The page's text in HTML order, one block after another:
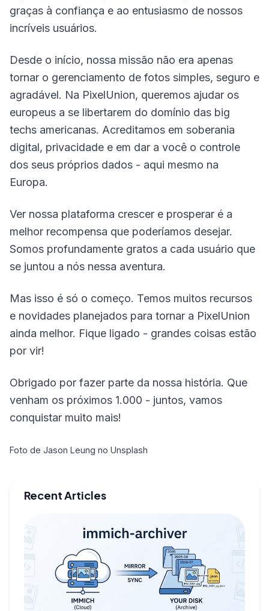
graças à confiança e ao entusiasmo de nossos
incríveis usuários.
Desde o início, nossa missão não era apenas
tornar o gerenciamento de fotos simples, seguro e
agradável. Na PixelUnion, queremos ajudar os
europeus a se libertarem do domínio das big
techs americanas. Acreditamos em soberania
digital, privacidade e em dar a você o controle
dos seus próprios dados - aqui mesmo na
Europa.
Ver nossa plataforma crescer e prosperar é a
melhor recompensa que poderíamos desejar.
Somos profundamente gratos a cada usuário que
se juntou a nós nessa aventura.
Mas isso é só o começo. Temos muitos recursos
e novidades planejados para tornar a PixelUnion
ainda melhor. Fique ligado - grandes coisas estão
por vir!
Obrigado por fazer parte da nossa história. Que
venham os próximos 1.000 - juntos, vamos
conquistar muito mais!
Foto de Jason Leung no Unsplash
Recent Articles